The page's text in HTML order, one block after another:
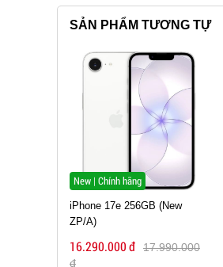
SẢN PHẨM TƯƠNG TỰ
New | Công ty
OPPO Reno15 Pro 5G
12GB|512GB (Chính hãng)
16.290.000 đ
19.990.000
đ